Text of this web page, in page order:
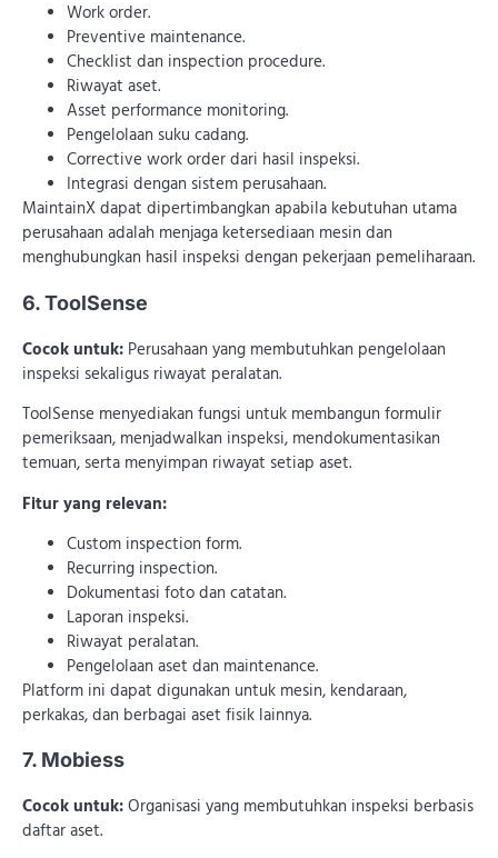
Work order.
Preventive maintenance.
Checklist dan inspection procedure.
Riwayat aset.
Asset performance monitoring.
Pengelolaan suku cadang.
Corrective work order dari hasil inspeksi.
Integrasi dengan sistem perusahaan.
MaintainX dapat dipertimbangkan apabila kebutuhan utama
perusahaan adalah menjaga ketersediaan mesin dan
menghubungkan hasil inspeksi dengan pekerjaan pemeliharaan.
6. ToolSense
Cocok untuk: Perusahaan yang membutuhkan pengelolaan
inspeksi sekaligus riwayat peralatan.
ToolSense menyediakan fungsi untuk membangun formulir
pemeriksaan, menjadwalkan inspeksi, mendokumentasikan
temuan, serta menyimpan riwayat setiap aset.
Fitur yang relevan:
Custom inspection form.
Recurring inspection.
Dokumentasi foto dan catatan.
Laporan inspeksi.
Riwayat peralatan.
Pengelolaan aset dan maintenance.
Platform ini dapat digunakan untuk mesin, kendaraan,
perkakas, dan berbagai aset fisik lainnya.
7. Mobiess
Cocok untuk:Organisasi yang membutuhkan inspeksi berbasis
daftar aset.